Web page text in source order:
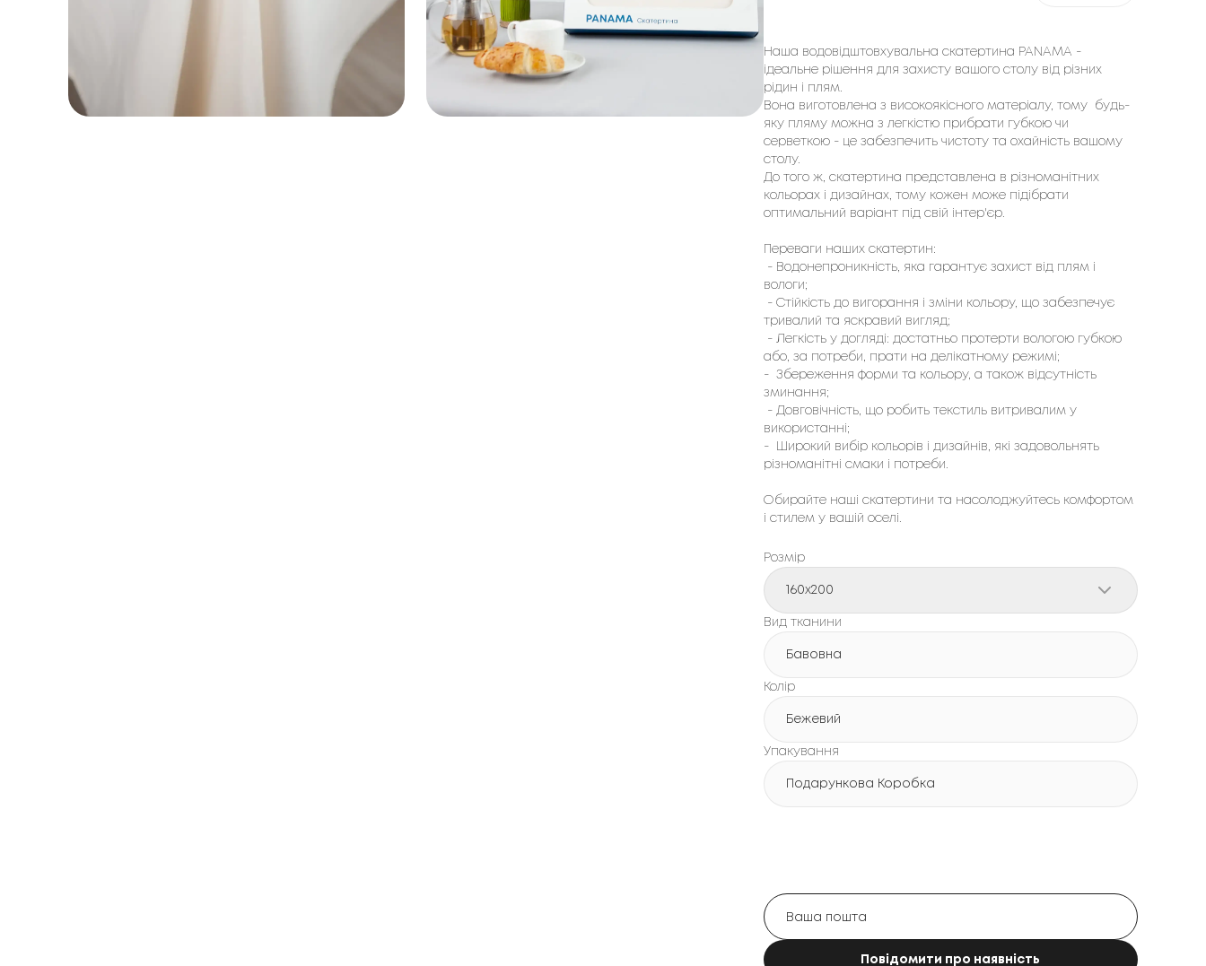
Наша водовідштовхувальна скатертина PANAMA -
ідеальне рішення для захисту вашого столу від різних
рідин і плям.
Вона виготовлена з високоякісного матеріалу, тому будь-
яку пляму можна з легкістю прибрати губкою чи
серветкою - це забезпечить чистоту та охайність вашому
столу.
До того ж, скатертина представлена в різноманітних
кольорах і дизайнах, тому кожен може підібрати
оптимальний варіант під свій інтер'єр.
Переваги наших скатертин:
- Водонепроникність, яка гарантує захист від плям і
вологи;
- Стійкість до вигорання і зміни кольору, що забезпечує
тривалий та яскравий вигляд;
- Легкість у догляді: достатньо протерти вологою губкою
або, за потреби, прати на делікатному режимі;
- Збереження форми та кольору, а також відсутність
зминання;
- Довговічність, що робить текстиль витривалим у
використанні;
- Широкий вибір кольорів і дизайнів, які задовольнять
різноманітні смаки і потреби.
Обирайте наші скатертини та насолоджуйтесь комфортом
і стилем у вашій оселі.
Розмір
160x200
Вид тканини
Бавовна
Колір
Бежевий
Упакування
Подарункова Коробка
Повідомити про наявність